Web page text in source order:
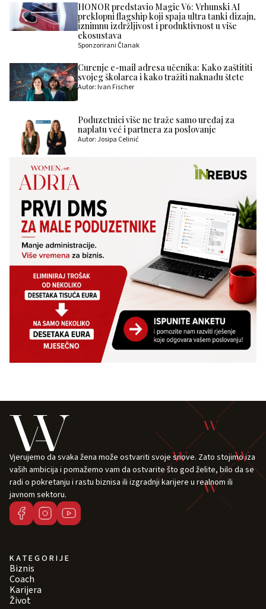
HONOR predstavio Magic V6: Vrhunski AI
preklopni flagship koji spaja ultra tanki dizajn,
iznimnu izdržljivost i produktivnost u više
ekosustava
Sponzorirani Članak
Curenje e-mail adresa učenika: Kako zaštititi
svojeg školarca i kako tražiti naknadu štete
Autor: Ivan Fischer
Poduzetnici više ne traže samo uređaj za
naplatu već i partnera za poslovanje
Autor: Josipa Celinić
Vjerujemo da svaka žena može ostvariti svoje snove. Zato stojimo iza
vaših ambicija i pomažemo vam da ostvarite što god želite, bilo da se
radi o pokretanju i rastu biznisa ili izgradnji karijere u realnom ili
javnom sektoru.
KATEGORIJE
Biznis
Coach
Karijera
Život